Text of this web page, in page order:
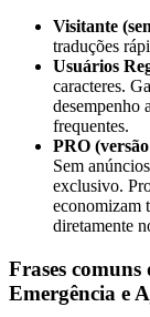
Visitante
traduções
Usuários
caracteres.
desempenho
frequentes.
PRO
Sem
exclusivo.
economizam
diretamente
Frases
Emergência e